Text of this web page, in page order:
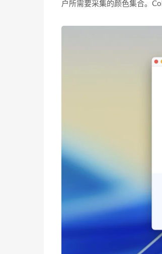
户所需要采集的颜色集合。